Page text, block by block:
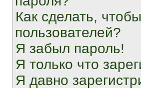
Как сделать,
пользователей?
Я забыл пароль!
Я только что
Я давно